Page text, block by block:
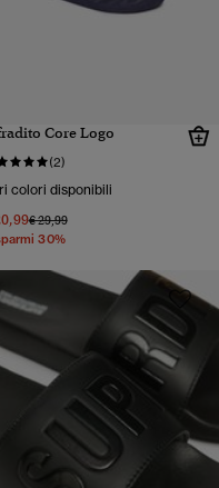
Core Logo
(2)
colori disponibili
Prezzo ridotto da
€ 29,99a
30%